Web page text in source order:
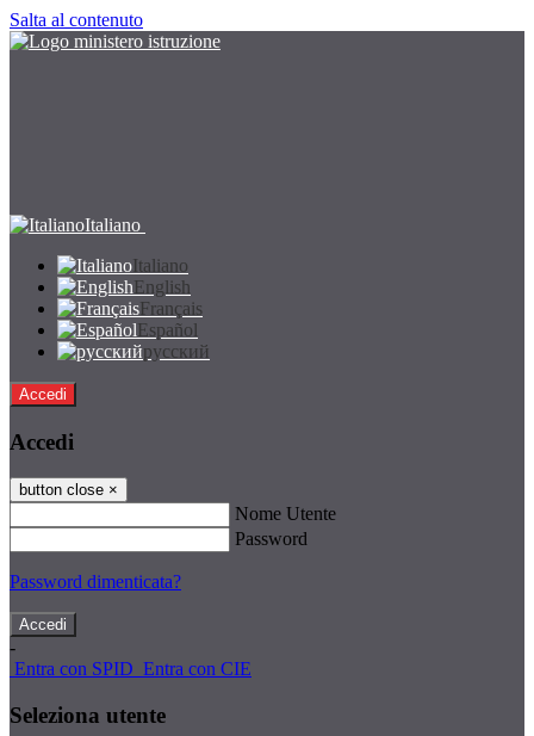
Salta al contenuto
Italiano
Italiano
English
Français
Español
русский
Accedi
Accedi
button close ×
Nome Utente
Password
Password dimenticata?
-
Entra con SPID Entra con CIE
Seleziona utente